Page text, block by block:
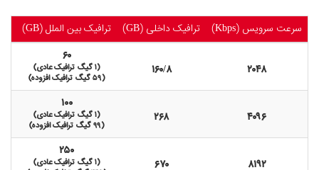
سرعت سرویس (Kbps) ترافیک داخلی (GB) ترافیک بین الملل (GB)
۲۰۴۸ ۱۶۰/۸
۶۰
(۱ گیگ ترافیک عادی)
(۵۹ گیگ ترافیک افزوده)
۴۰۹۶ ۲۶۸
۱۰۰
(۱ گیگ ترافیک عادی)
(۹۹ گیگ ترافیک افزوده)
۸۱۹۲ ۶۷۰
۲۵۰
(۱ گیگ ترافیک عادی)